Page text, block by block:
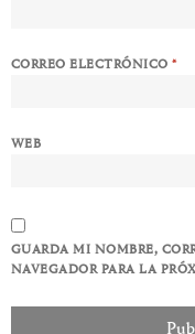
CORREO ELECTRÓNICO*
WEB
GUARDA MI NOMBRE,
NAVEGADOR PARA LA